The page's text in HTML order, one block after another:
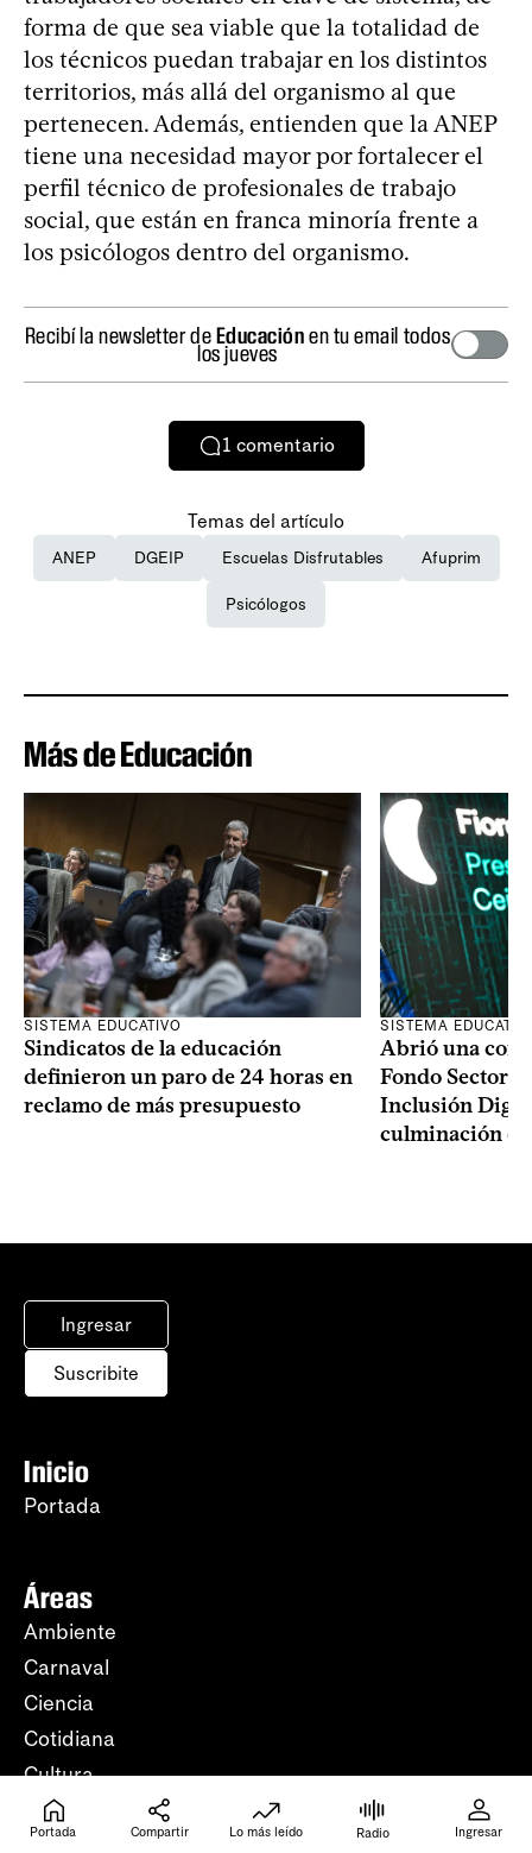
forma de que sea viable que la totalidad de
los técnicos puedan trabajar en los distintos
territorios, más allá del organismo al que
pertenecen. Además, entienden que la ANEP
tiene una necesidad mayor por fortalecer el
perfil técnico de profesionales de trabajo
social, que están en franca minoría frente a
los psicólogos dentro del organismo.
Recibí la newsletter deEducaciónen tu email todos
los jueves
1 comentario
Temas del artículo
ANEP DGEIP Escuelas Disfrutables Afuprim
Psicólogos
Más de Educación
SISTEMA EDUCATIVO
Sindicatos de la educación
definieron un paro de 24 horas en
reclamo de más presupuesto
SISTEMA
Abrió una
Fondo
Inclusión
culminación
Ingresar
Suscribite
Inicio
Portada
Áreas
Ambiente
Carnaval
Ciencia
Cotidiana
Cultura
Deporte
Portada Compartir Lo más leído Radio Ingresar